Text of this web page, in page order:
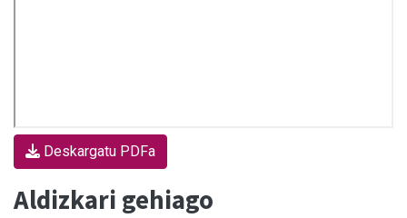
Deskargatu PDFa
Aldizkari gehiago